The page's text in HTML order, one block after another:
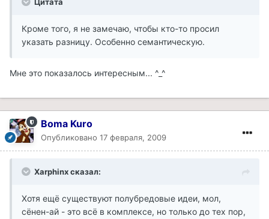
Цитата
Кроме того, я не замечаю, чтобы кто-то просил
указать разницу. Особенно семантическую.
Мне это показалось интересным... ^_^
Boma Kuro
Опубликовано 17 февраля, 2009
Xarphinx сказал:
Хотя ещё существуют полубредовые идеи, мол,
сёнен-ай - это всё в комплексе, но только до тех пор,